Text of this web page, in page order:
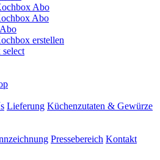
Abo
Abo
erstellen
Lieferung Küchenzutaten & Gewürze
Pressebereich Kontakt